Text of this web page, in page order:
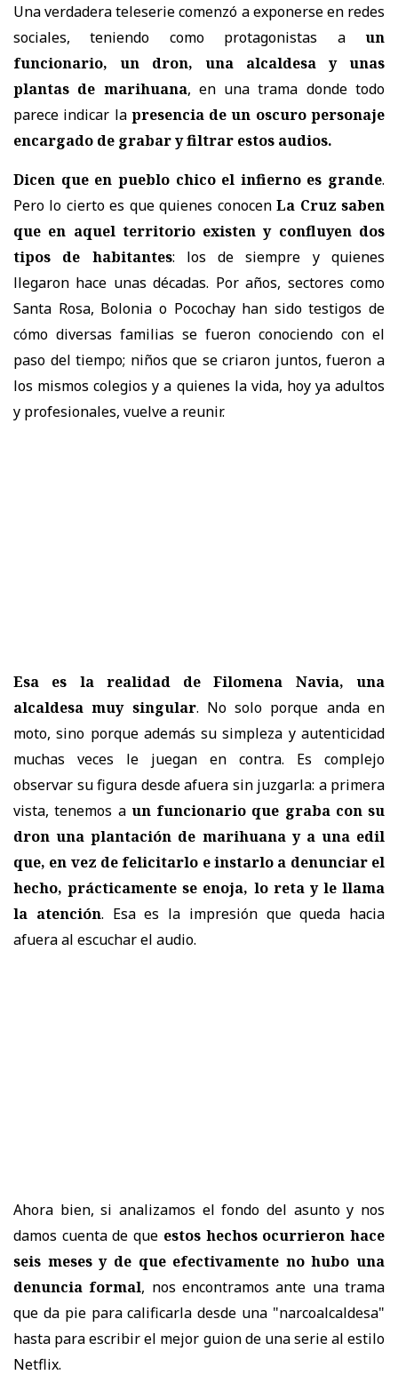
Una verdadera teleserie comenzó a exponerse en redes
sociales, teniendo como protagonistas a un
funcionario, un dron, una alcaldesa y unas
plantas de marihuana, en una trama donde todo
parece indicar la presencia de un oscuro personaje
encargado de grabar y filtrar estos audios.
Dicen que en pueblo chico el infierno es grande.
Pero lo cierto es que quienes conocenLa Cruz saben
que en aquel territorio existen y confluyen dos
tipos de habitantes: los de siempre y quienes
llegaron hace unas décadas. Por años, sectores como
Santa Rosa, Bolonia o Pocochay han sido testigos de
cómo diversas familias se fueron conociendo con el
paso del tiempo; niños que se criaron juntos, fueron a
los mismos colegios y a quienes la vida, hoy ya adultos
y profesionales, vuelve a reunir.
Esa es la realidad de Filomena Navia, una
alcaldesa muy singular. No solo porque anda en
moto, sino porque además su simpleza y autenticidad
muchas veces le juegan en contra. Es complejo
observar su figura desde afuera sin juzgarla: a primera
vista, tenemos a un funcionario que graba con su
dron una plantación de marihuana y a una edil
que, en vez de felicitarlo e instarlo a denunciar el
hecho, prácticamente se enoja, lo reta y le llama
la atención. Esa es la impresión que queda hacia
afuera al escuchar el audio.
Ahora bien, si analizamos el fondo del asunto y nos
damos cuenta de que estos hechos ocurrieron hace
seis meses y de que efectivamente no hubo una
denuncia formal, nos encontramos ante una trama
que da pie para calificarla desde una "narcoalcaldesa"
hasta para escribir el mejor guion de una serie al estilo
Netflix.